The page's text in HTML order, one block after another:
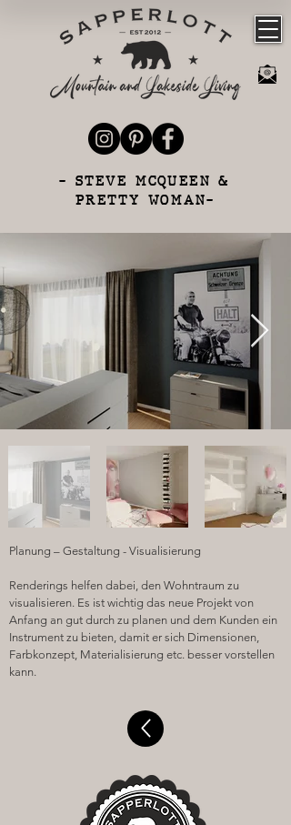
- STEVE MCQUEEN &
PRETTY WOMAN-
Planung – Gestaltung - Visualisierung
Renderings helfen dabei, den Wohntraum zu
visualisieren. Es ist wichtig das neue Projekt von
Anfang an gut durch zu planen und dem Kunden ein
Instrument zu bieten, damit er sich Dimensionen,
Farbkonzept, Materialisierung etc. besser vorstellen
kann.